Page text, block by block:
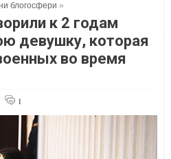
блогосфери »
к 2 годам
девушку, которая
во время
1